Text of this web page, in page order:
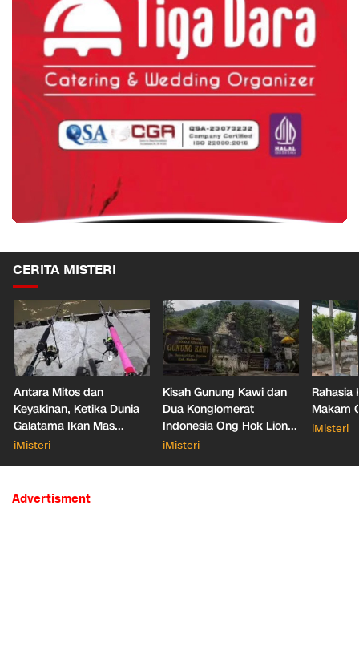
CERITA MISTERI
Antara Mitos dan
Keyakinan, Ketika Dunia
Galatama Ikan Mas
Bersentuhan dengan Hal
iMisteri
Kisah Gunung Kawi dan
Dua Konglomerat
Indonesia Ong Hok Liong
hingga Liem Sioe Liong
iMisteri
Rahasia
Makam
iMisteri
Advertisment